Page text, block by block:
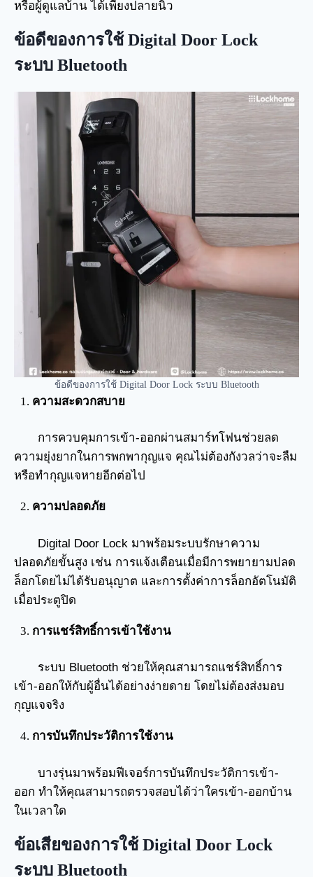
หรือผู้ดูแลบ้าน ได้เพียงปลายนิ้ว
ข้อดีของการใช้ Digital Door Lock
ระบบ Bluetooth
ข้อดีของการใช้ Digital Door Lock ระบบ Bluetooth
ความสะดวกสบาย
การควบคุมการเข้า-ออกผ่านสมาร์ทโฟนช่วยลด
ความยุ่งยากในการพกพากุญแจ คุณไม่ต้องกังวลว่าจะลืม
หรือทำกุญแจหายอีกต่อไป
ความปลอดภัย
Digital Door Lock มาพร้อมระบบรักษาความ
ปลอดภัยขั้นสูง เช่น การแจ้งเตือนเมื่อมีการพยายามปลด
ล็อกโดยไม่ได้รับอนุญาต และการตั้งค่าการล็อกอัตโนมัติ
เมื่อประตูปิด
การแชร์สิทธิ์การเข้าใช้งาน
ระบบ Bluetooth ช่วยให้คุณสามารถแชร์สิทธิ์การ
เข้า-ออกให้กับผู้อื่นได้อย่างง่ายดาย โดยไม่ต้องส่งมอบ
กุญแจจริง
การบันทึกประวัติการใช้งาน
บางรุ่นมาพร้อมฟีเจอร์การบันทึกประวัติการเข้า-
ออก ทำให้คุณสามารถตรวจสอบได้ว่าใครเข้า-ออกบ้าน
ในเวลาใด
ข้อเสียของการใช้ Digital Door Lock
ระบบ Bluetooth